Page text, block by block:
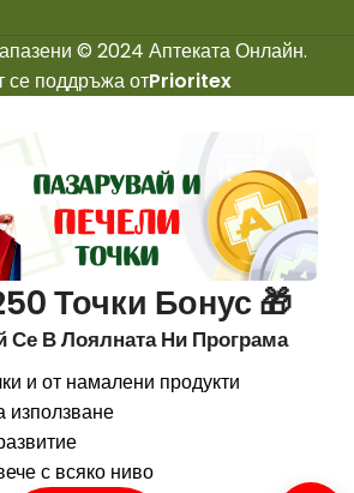
© 2024 Аптеката Онлайн.
се поддръжа отPrioritex
Точки Бонус 🎁
Се В Лоялната Ни Програма
и от намалени продукти
използване
с всяко ниво